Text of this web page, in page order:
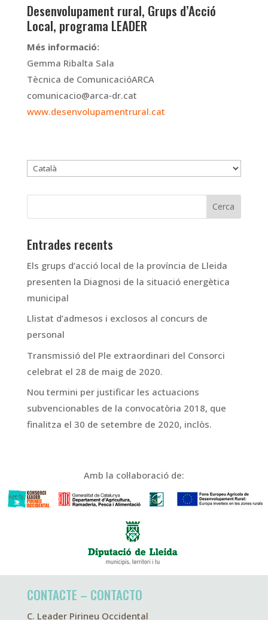
Desenvolupament rural, Grups d’Acció
Local, programa LEADER
Més informació:
Gemma Ribalta Sala
Tècnica de ComunicacióARCA
comunicacio@arca‐dr.cat
www.desenvolupamentrural.cat
Trieu
idioma
Entrades recents
Els grups d’acció local de la província de Lleida
presenten la Diagnosi de la situació energètica
municipal
Llistat d’admesos i exclosos al concurs de
personal
Transmissió del Ple extraordinari del Consorci
celebrat el 28 de maig de 2020.
Nou termini per justificar les actuacions
subvencionables de la convocatòria 2018, que
finalitza el 30 de setembre de 2020, inclòs.
Amb la col·laboració de:
CONTACTE – CONTACTO
C. Leader Pirineu Occidental